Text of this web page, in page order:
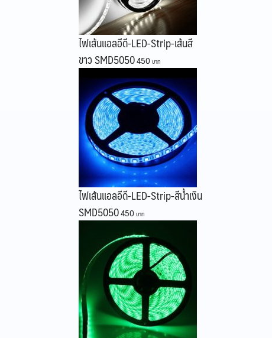
ไฟเส้นแอลอีดี-LED-Strip-เส้นสี
ขาว SMD5050450
ไฟเส้นแอลอีดี-LED-Strip-สีน้ำเงิน
SMD5050450